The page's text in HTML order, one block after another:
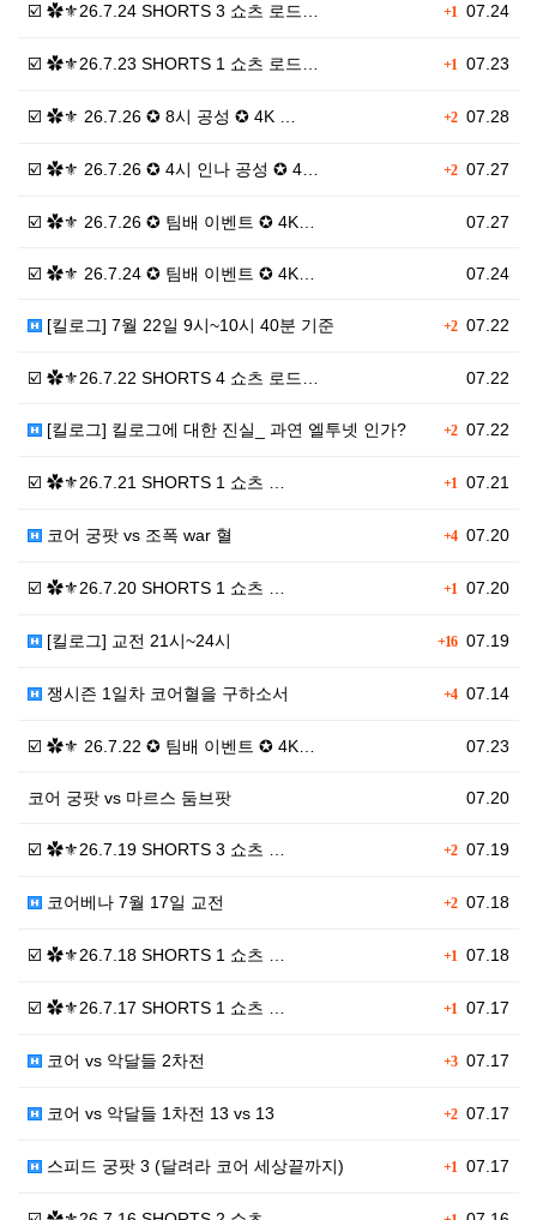
+1 07.24
☑️ ✿⚜26.7.24 SHORTS 3 쇼츠 로드…
+1 07.23
☑️ ✿⚜26.7.23 SHORTS 1 쇼츠 로드…
+207.28
☑️ ✿⚜ 26.7.26 ✪ 8시 공성 ✪ 4K …
+207.27
☑️ ✿⚜ 26.7.26 ✪ 4시 인나 공성 ✪ 4…
07.27
☑️ ✿⚜ 26.7.26 ✪ 팀배 이벤트 ✪ 4K…
07.24
☑️ ✿⚜ 26.7.24 ✪ 팀배 이벤트 ✪ 4K…
+207.22
[킬로그] 7월 22일 9시~10시 40분 기준
07.22
☑️ ✿⚜26.7.22 SHORTS 4 쇼츠 로드…
+207.22
[킬로그] 킬로그에 대한 진실_ 과연 엘투넷 인가?
+1 07.21
☑️ ✿⚜26.7.21 SHORTS 1 쇼츠 …
+407.20
코어 궁팟 vs 조폭 war 혈
+1 07.20
☑️ ✿⚜26.7.20 SHORTS 1 쇼츠 …
+1607.19
[킬로그] 교전 21시~24시
+407.14
쟁시즌 1일차 코어혈을 구하소서
07.23
☑️ ✿⚜ 26.7.22 ✪ 팀배 이벤트 ✪ 4K…
07.20
코어 궁팟 vs 마르스 둠브팟
+207.19
☑️ ✿⚜26.7.19 SHORTS 3 쇼츠 …
+207.18
코어베나 7월 17일 교전
+1 07.18
☑️ ✿⚜26.7.18 SHORTS 1 쇼츠 …
+1 07.17
☑️ ✿⚜26.7.17 SHORTS 1 쇼츠 …
+307.17
코어 vs 악달들 2차전
+207.17
코어 vs 악달들 1차전 13 vs 13
+1 07.17
스피드 궁팟 3 (달려라 코어 세상끝까지)